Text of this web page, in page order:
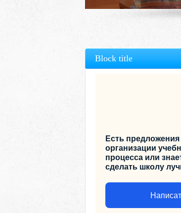
Block title
Есть
организации
процесса или
сделать школу